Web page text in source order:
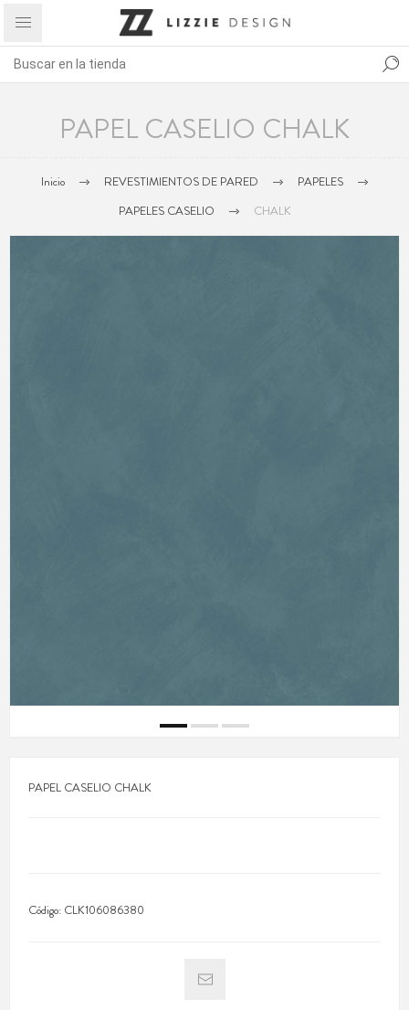
PAPEL CASELIO CHALK
Inicio REVESTIMIENTOS DE PARED
PAPELES
PAPELES CASELIO
CHALK
PAPEL CASELIO CHALK
Código: CLK106086380